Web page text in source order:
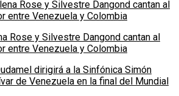
Rose y Silvestre Dangond cantan al
entre Venezuela y Colombia